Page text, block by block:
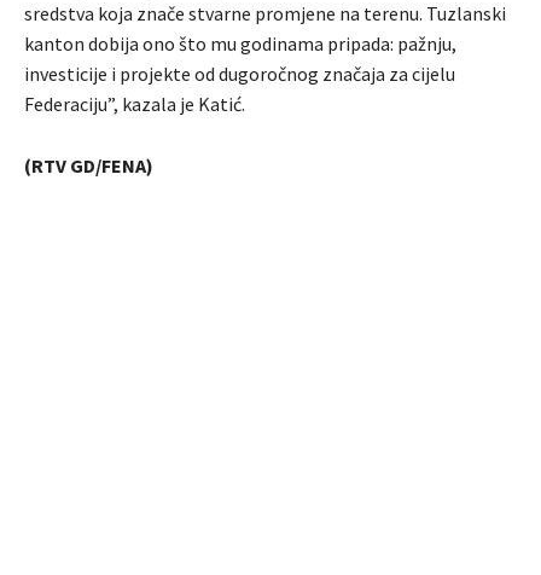
sredstva koja znače stvarne promjene na terenu. Tuzlanski
kanton dobija ono što mu godinama pripada: pažnju,
investicije i projekte od dugoročnog značaja za cijelu
Federaciju”, kazala je Katić.
(RTV GD/FENA)